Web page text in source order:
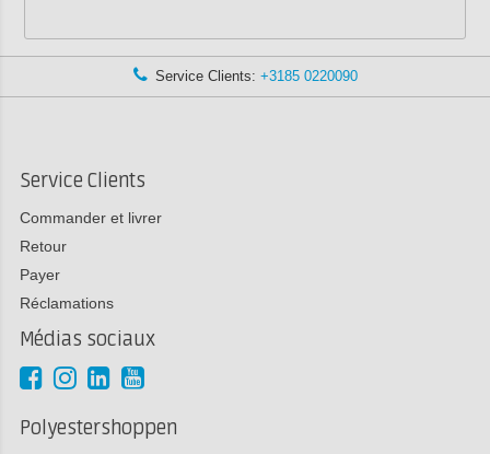
Service Clients: +3185 0220090
Service Clients
Commander et livrer
Retour
Payer
Réclamations
Médias sociaux
Polyestershoppen